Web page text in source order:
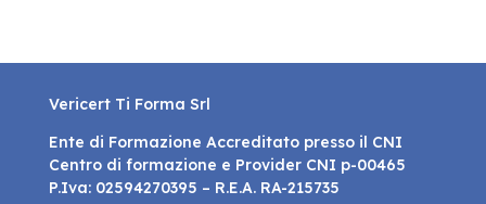
Vericert Ti Forma Srl
Ente di Formazione Accreditato presso il CNI
Centro di formazione e Provider CNI p-00465
P.Iva: 02594270395 – R.E.A. RA-215735